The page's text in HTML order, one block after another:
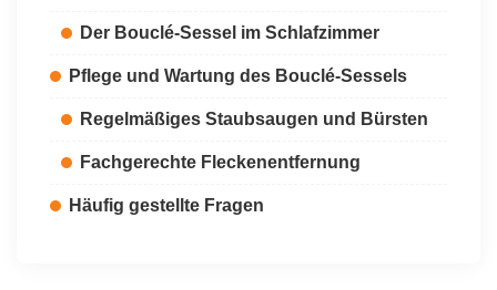
Der Bouclé-Sessel im Schlafzimmer
Pflege und Wartung des Bouclé-Sessels
Regelmäßiges Staubsaugen und Bürsten
Fachgerechte Fleckenentfernung
Häufig gestellte Fragen